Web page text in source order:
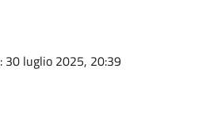
: 30 luglio 2025, 20:39